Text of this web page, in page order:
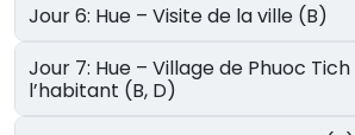
Jour 6: Hue – Visite de la ville (B)
Jour 7: Hue – Village de Phuoc Tich – Chez
l’habitant (B, D)